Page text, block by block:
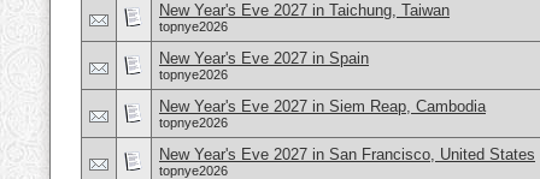
New Year's Eve 2027 in Taichung, Taiwan
topnye2026
New Year's Eve 2027 in Spain
topnye2026
New Year's Eve 2027 in Siem Reap, Cambodia
topnye2026
New Year's Eve 2027 in San Francisco, United States
topnye2026